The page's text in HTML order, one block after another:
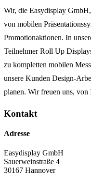
Wir, die Easydisplay
von mobilen
Promotionaktionen. In
Teilnehmer Roll Up
zu kompletten mobilen
unsere Kunden Design-
planen. Wir freuen uns, von
Kontakt
Adresse
Easydisplay GmbH
Sauerweinstraße 4
30167 Hannover